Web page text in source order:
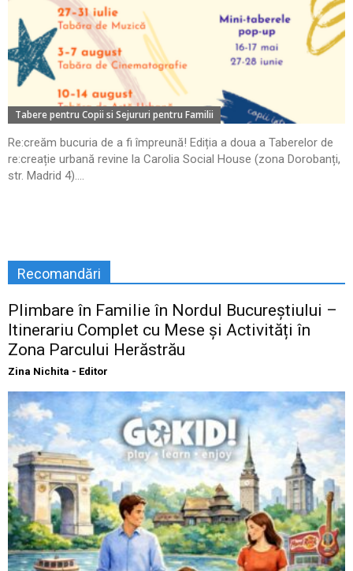
Tabere pentru Copii si Sejururi pentru Familii
Re:creăm bucuria de a fi împreună! Ediția a doua a Taberelor de
re:creație urbană revine la Carolia Social House (zona Dorobanți,
str. Madrid 4)....
Recomandări
Plimbare în Familie în Nordul Bucureștiului –
Itinerariu Complet cu Mese și Activități în
Zona Parcului Herăstrău
Zina Nichita - Editor